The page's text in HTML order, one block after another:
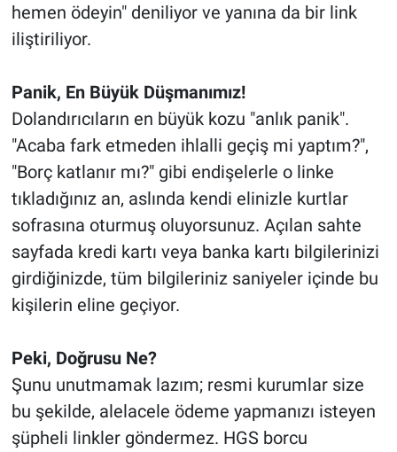
hemen ödeyin" deniliyor ve yanına da bir link
iliştiriliyor.
Panik, En Büyük Düşmanımız!
​Dolandırıcıların en büyük kozu "anlık panik".
"Acaba fark etmeden ihlalli geçiş mi yaptım?",
"Borç katlanır mı?" gibi endişelerle o linke
tıkladığınız an, aslında kendi elinizle kurtlar
sofrasına oturmuş oluyorsunuz. Açılan sahte
sayfada kredi kartı veya banka kartı bilgilerinizi
girdiğinizde, tüm bilgileriniz saniyeler içinde bu
kişilerin eline geçiyor.
​Peki, Doğrusu Ne?
​Şunu unutmamak lazım; resmi kurumlar size
bu şekilde, alelacele ödeme yapmanızı isteyen
şüpheli linkler göndermez. HGS borcu